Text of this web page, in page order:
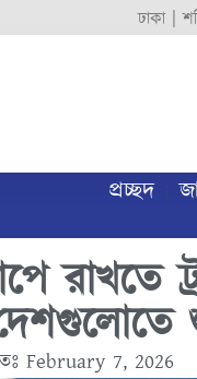
ঢাকা |
প্রচ্ছদ
রাখতে
February 7, 2026